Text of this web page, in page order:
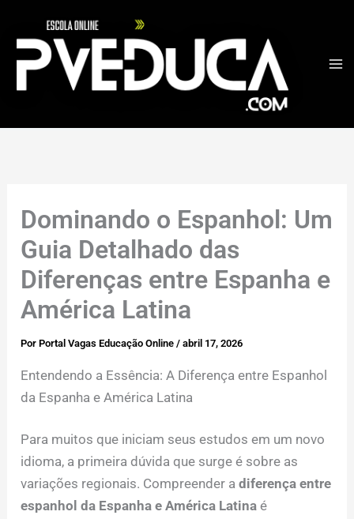
Dominando o Espanhol: Um
Guia Detalhado das
Diferenças entre Espanha e
América Latina
PorPortal Vagas Educação Online/abril 17, 2026
Entendendo a Essência: A Diferença entre Espanhol
da Espanha e América Latina
Para muitos que iniciam seus estudos em um novo
idioma, a primeira dúvida que surge é sobre as
variações regionais. Compreender adiferença entre
espanhol da Espanha e América Latina é